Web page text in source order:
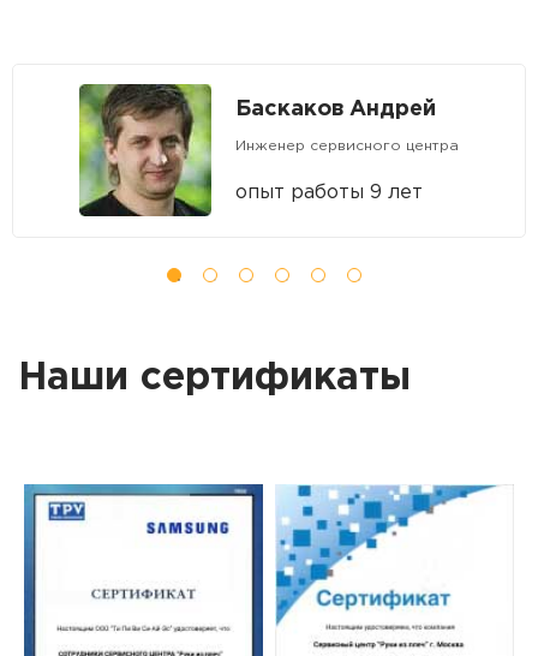
Баскаков Андрей
Инженер сервисного центра
опыт работы 9 лет
Наши сертификаты